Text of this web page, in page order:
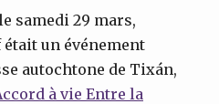
samedi 29 mars,
un événement
autochtone de Tixán,
à vie Entre la